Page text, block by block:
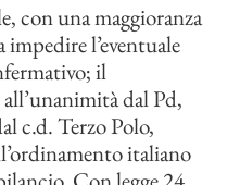
con una maggioranza
l’eventuale
il
dal Pd,
c.d. Terzo Polo,
italiano